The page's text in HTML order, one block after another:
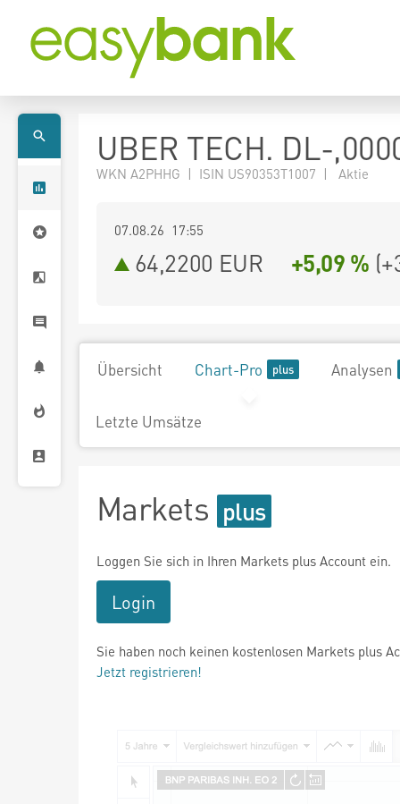
UBER TECH. DL-
WKN A2PHHG | ISIN US90353T1007 | Aktie
07.08.26 17:55
64,2200 EUR +5,09 % (
Übersicht Chart-Pro Analysen
Letzte Umsätze
Markets
Loggen Sie sich in Ihren Markets plus Account ein.
Login
Sie haben noch keinen kostenlosen Markets plus
Jetzt registrieren!